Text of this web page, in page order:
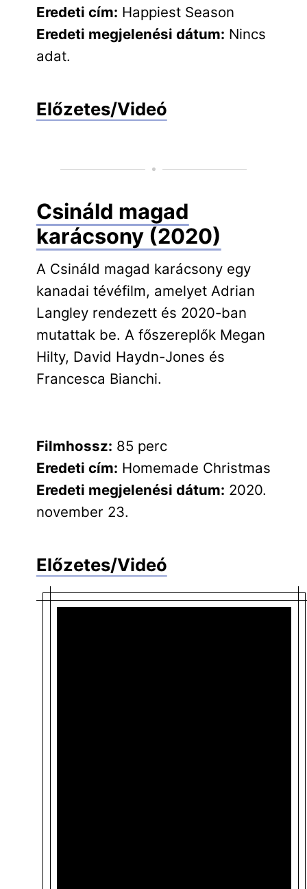
Eredeti cím: Happiest Season
Eredeti megjelenési dátum: Nincs
adat.
Előzetes/Videó
Csináld magad
karácsony (2020)
A Csináld magad karácsony egy
kanadai tévéfilm, amelyet Adrian
Langley rendezett és 2020-ban
mutattak be. A főszereplők Megan
Hilty, David Haydn-Jones és
Francesca Bianchi.
Filmhossz: 85 perc
Eredeti cím: Homemade Christmas
Eredeti megjelenési dátum: 2020.
november 23.
Előzetes/Videó